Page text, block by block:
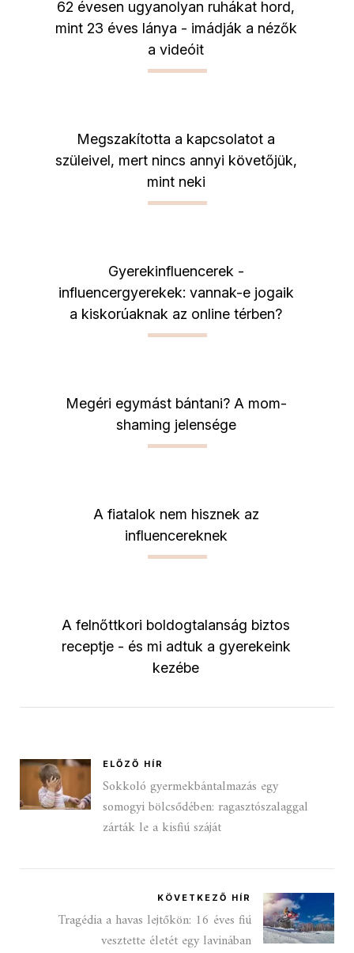
62 évesen ugyanolyan ruhákat hord,
mint 23 éves lánya - imádják a nézők
a videóit
Megszakította a kapcsolatot a
szüleivel, mert nincs annyi követőjük,
mint neki
Gyerekinfluencerek -
influencergyerekek: vannak-e jogaik
a kiskorúaknak az online térben?
Megéri egymást bántani? A mom-
shaming jelensége
A fiatalok nem hisznek az
influencereknek
A felnőttkori boldogtalanság biztos
receptje - és mi adtuk a gyerekeink
kezébe
ELŐZŐ HÍR
Sokkoló gyermekbántalmazás egy
somogyi bölcsődében: ragasztószalaggal
zárták le a kisfiú száját
KÖVETKEZŐ HÍR
Tragédia a havas lejtőkön: 16 éves fiú
vesztette életét egy lavinában